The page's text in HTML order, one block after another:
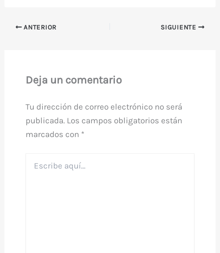
ANTERIOR SIGUIENTE
Deja un comentario
Tu dirección de correo electrónico no será
publicada. Los campos obligatorios están
marcados con *
aquí...